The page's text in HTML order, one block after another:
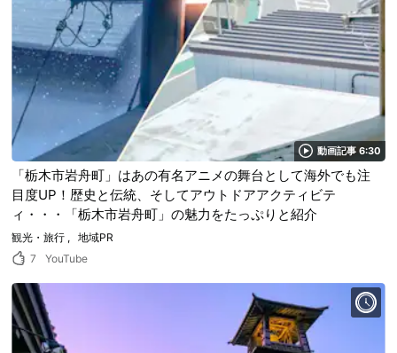
動画記事 6:30
「栃木市岩舟町」はあの有名アニメの舞台として海外でも注
目度UP！歴史と伝統、そしてアウトドアアクティビテ
ィ・・・「栃木市岩舟町」の魅力をたっぷりと紹介
観光・旅行
地域PR
7
YouTube